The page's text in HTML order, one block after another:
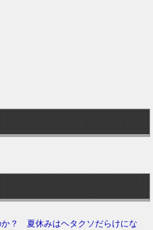
か？ 夏休みはヘタクソだらけにな